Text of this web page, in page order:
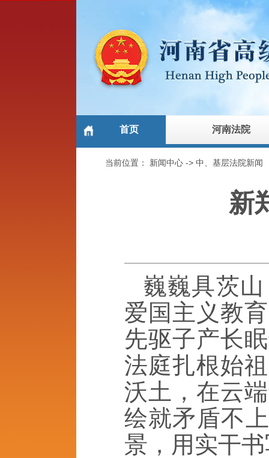
首页 河南法院
当前位置： 新闻中心 ->中、基层法院新闻
新
巍巍具茨
爱国主义教
先驱子产长
法庭扎根始
沃土，在云
绘就矛盾不
景，用实干